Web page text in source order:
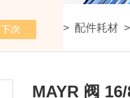
>产品展示 > 配件耗材 >